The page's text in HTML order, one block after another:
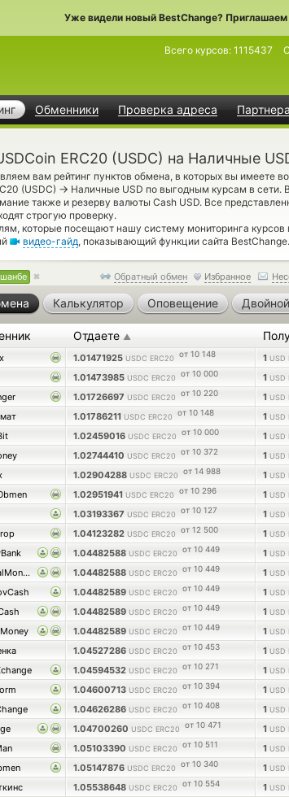
Уже видели новый BestChange? Приглашаем
Обменники Проверка адреса
Всего курсов: 1115437
ERC20 (USDC) на Наличные
вам рейтинг пунктов обмена, в которых вы имеете
(USDC) → Наличные USD по выгодным курсам в сети.
также и резерву валюты Cash USD. Все
строгую проверку.
которые посещают нашу систему мониторинга
видео-гайд, показывающий функции сайта BestChange.
Обратный обмен Избранное
Калькулятор Оповещение
Отдаете ▲
1.01471925 USDC ERC20 от 10 148 1 USD
1.01473985 USDC ERC20 от 10 000 1 USD
1.01726697 USDC ERC20 от 10 220 1 USD
1.01786211 USDC ERC20 от 10 148 1 USD
1.02459016 USDC ERC20 от 10 000 1 USD
1.02744410 USDC ERC20 от 10 372 1 USD
1.02904288 USDC ERC20 от 14 988 1 USD
1.02951941 USDC ERC20 от 10 296 1 USD
1.03193367 USDC ERC20 от 10 127 1 USD
1.04123282 USDC ERC20 от 12 500 1 USD
1.04482588 USDC ERC20 от 10 449 1 USD
CrystalMoney
1.04482588 USDC ERC20 от 10 449 1 USD
1.04482589 USDC ERC20 от 10 449 1 USD
1.04482589 USDC ERC20 от 10 449 1 USD
1.04482589 USDC ERC20 от 10 449 1 USD
1.04527286 USDC ERC20 от 10 453 1 USD
1.04594532 USDC ERC20 от 10 271 1 USD
1.04600713 USDC ERC20 от 10 394 1 USD
1.04626286 USDC ERC20 от 10 408 1 USD
1.04700260 USDC ERC20 от 10 471 1 USD
1.05103390 USDC ERC20 от 10 511 1 USD
1.05147876 USDC ERC20 от 10 340 1 USD
1.05538648 USDC ERC20 от 10 554 1 USD